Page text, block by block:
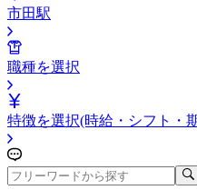
市田駅
職種を選択
特徴を選択(時給・シフト・